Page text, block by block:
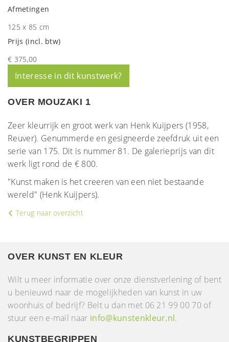
Afmetingen
125 x 85 cm
Prijs (incl. btw)
€ 375,00
Interesse in dit kunstwerk?
OVER MOUZAKI 1
Zeer kleurrijk en groot werk van Henk Kuijpers (1958,
Reuver). Genummerde en gesigneerde zeefdruk uit een
serie van 175. Dit is nummer 81. De galerieprijs van dit
werk ligt rond de € 800.
"Kunst maken is het creeren van een niet bestaande
wereld" (Henk Kuijpers).
Terug naar overzicht
OVER KUNST EN KLEUR
Wilt u meer informatie over onze dienstverlening of bent
u benieuwd naar de mogelijkheden van kunst in uw
woonhuis of bedrijf? Belt u dan met 06 21 99 00 70 of
stuur een e-mail naar info@kunstenkleur.nl.
KUNSTBEGRIPPEN